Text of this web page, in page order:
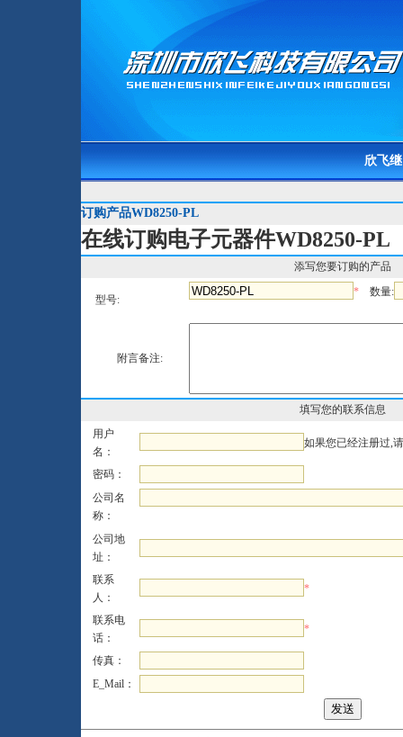
欣飞
订购产品WD8250-PL
在线订购电子元器件WD8250-PL
添写您要订购的产品
型号:
* 数量:
附言备注:
填写您的联系信息
用户
名：
如果您已经注册过,
密码：
公司名
称：
公司地
址：
联系
人：
*
联系电
话：
*
传真：
E_Mail：